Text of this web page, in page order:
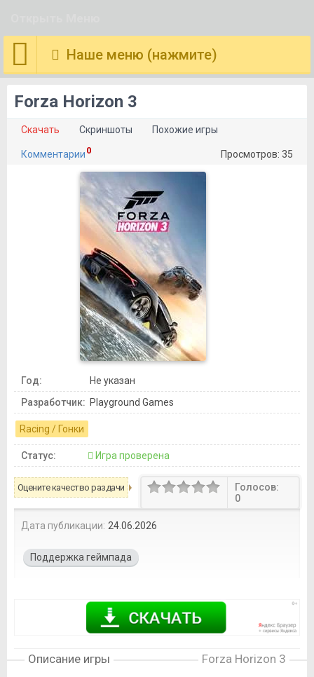
Наше меню (нажмите)
Forza Horizon 3
Скачать Скриншоты Похожие игры
Комментарии 0 Просмотров: 35
Год:
Не указан
Разработчик: Playground Games
Racing / Гонки
Статус: Игра проверена
Оцените качество раздачи
Голосов:
0
Дата публикации: 24.06.2026
Поддержка геймпада
Описание игры Forza Horizon 3